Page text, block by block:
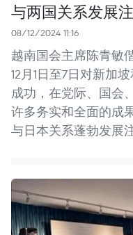
与两国关系发展
08/12/2024 11:16
越南国会主席陈青敏
12月1日至7日对新加
成功，在党际、国会
许多务实和全面的成
与日本关系蓬勃发展